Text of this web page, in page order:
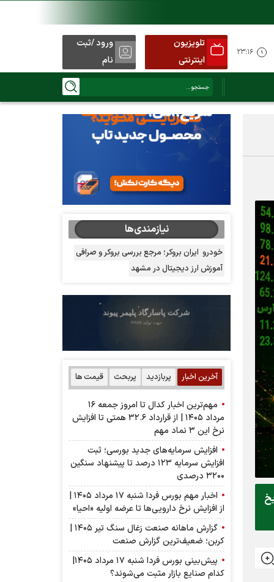
تلویزیون
اینترنتی
ورود /ثبت
نام
نیازمندی‌ها
خودرو ایران بروکر؛ مرجع بررسی بروکر و صرافی
آموزش ارز دیجیتال در مشهد
آخرین اخبار پربازدید پربحث قیمت ها
مهم‌ترین اخبار کدال تا امروز جمعه ۱۶
مرداد ۱۴۰۵ | از قرارداد ۳۲.۶ همتی تا افزایش
نرخ این ۳ نماد مهم
افزایش سرمایه‌های جدید بورسی؛ ثبت
افزایش سرمایه ۱۲۳ درصد تا پیشنهاد‌ سنگین
۳۲۰۰ درصدی
اخبار مهم بورس فردا شنبه ۱۷ مرداد ۱۴۰۵ |
از افزایش نرخ دارویی‌ها تا عرضه اولیه «احیا»
گزارش ماهانه صنعت زغال سنگ تیر ۱۴۰۵ |
کربن؛ ضعیف‌ترین گزارش صنعت
پیش‌بینی بورس فردا شنبه ۱۷ مرداد ۱۴۰۵|
کدام صنایع بازار مثبت می‌شوند؟